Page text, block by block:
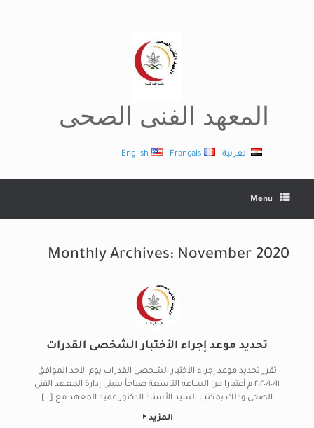
المعهد الفنى الصحى
English Français العربية
Menu
Monthly Archives: November 2020
تحديد موعد إجراء الأختبار الشخصى القدرات
تقرر تحديد موعد إجراء الأختبار الشخصى القدرات يوم الأحد الموافق
٢٠٢٠/١٠/١١ م أعتبارا من الساعه التاسعة صباحاً بمبنى إدارة المعهد الفني
الصحى وذلك بمكتب السيد الأستاذ الدكتور عميد المعهد مع […]
المزيد